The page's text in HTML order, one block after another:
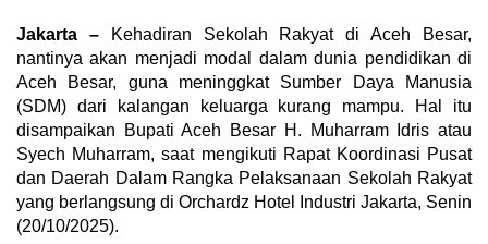
Jakarta –Kehadiran Sekolah Rakyat di Aceh Besar,
nantinya akan menjadi modal dalam dunia pendidikan di
Aceh Besar, guna meninggkat Sumber Daya Manusia
(SDM) dari kalangan keluarga kurang mampu. Hal itu
disampaikan Bupati Aceh Besar H. Muharram Idris atau
Syech Muharram, saat mengikuti Rapat Koordinasi Pusat
dan Daerah Dalam Rangka Pelaksanaan Sekolah Rakyat
yang berlangsung di Orchardz Hotel Industri Jakarta, Senin
(20/10/2025).